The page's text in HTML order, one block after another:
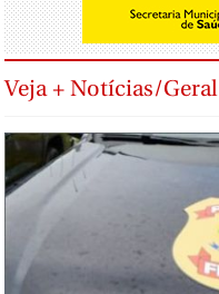
Veja + Notícias/Geral